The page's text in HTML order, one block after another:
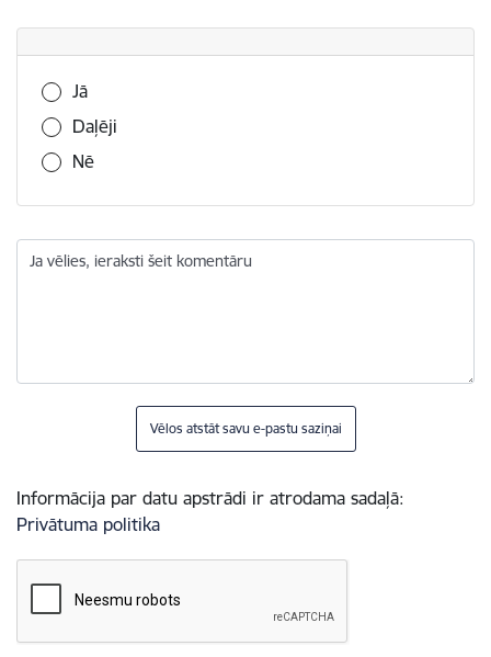
Vai šī informācija bija noderīga?
Jā
Daļēji
Nē
Ja vēlies, ieraksti šeit komentāru
Vēlos atstāt savu e-pastu saziņai
Informācija par datu apstrādi ir atrodama sadaļā:
Privātuma politika